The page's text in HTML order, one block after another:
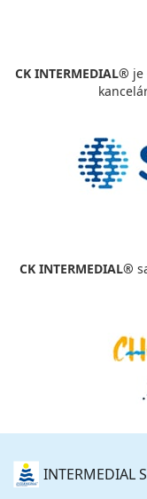
CK INTERMEDIAL® je
CK INTERMEDIAL®
O
NÁS INTERMEDIAL